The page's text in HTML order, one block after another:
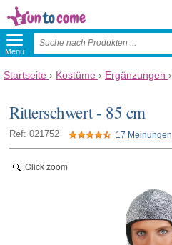
Menü
Startseite › Kostüme › Ergänzungen ›
Ritterschwert - 85 cm
Ref: 021752 17 Meinungen
Click zoom